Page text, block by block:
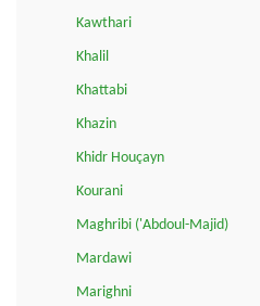
Kawthari
Khalil
Khattabi
Khazin
Khidr Houçayn
Kourani
Maghribi ('Abdoul-Majid)
Mardawi
Marighni